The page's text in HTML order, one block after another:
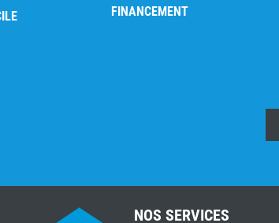
FINANCEMENT
NOS SERVICES